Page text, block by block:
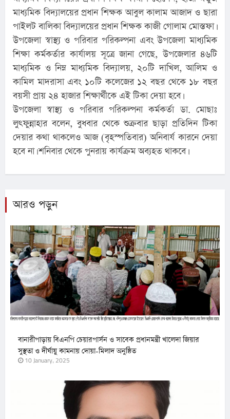
মাধ্যমিক বিদ্যালয়ের প্রধান শিক্ষক আবুল কালাম আজাদ ও ছারা
পাইলট বালিকা বিদ্যালয়ের প্রধান শিক্ষক কাজী গোলাম মোস্তফা।
উপজেলা স্বাস্থ্য ও পরিবার পরিকল্পনা এবং উপজেলা মাধ্যমিক
শিক্ষা কর্মকর্তার কার্যালয় সূত্রে জানা গেছে, উপজেলার ৪৬টি
মাধ্যমিক ও নিম্ন মাধ্যমিক বিদ্যালয়, ২০টি দাখিল, আলিম ও
কামিল মাদরাসা এবং ১০টি কলেজের ১২ বছর থেকে ১৮ বছর
বয়সী প্রায় ২৪ হাজার শিক্ষার্থীকে এই টিকা দেয়া হবে।
উপজেলা স্বাস্থ্য ও পরিবার পরিকল্পনা কর্মকর্তা ডা. মোছাঃ
লুৎফুন্নাহার বলেন, বুধবার থেকে শুক্রবার ছাড়া প্রতিদিন টিকা
দেয়ার কথা থাকলেও আজ (বৃহস্পতিবার) অনিবার্য কারনে দেয়া
হবে না। শনিবার থেকে পুনরায় কার্যক্রম অব্যহত থাকবে।
আরও পড়ুন
বানারীপাড়ায় বিএনপি চেয়ারপার্সন ও সাবেক প্রধানমন্ত্রী খালেদা জিয়ার
সুস্থতা ও দীর্ঘায়ু কামনায় দোয়া-মিলাদ অনুষ্ঠিত
10 January, 2025